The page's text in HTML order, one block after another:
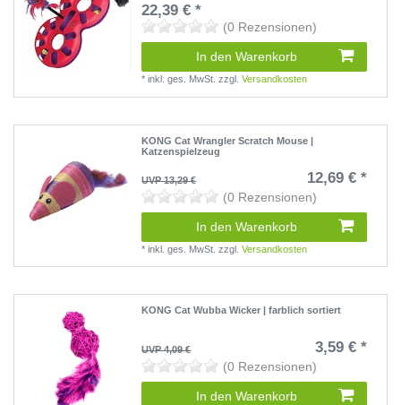
22,39 € *
(0 Rezensionen)
In den Warenkorb
*inkl. ges. MwSt. zzgl.Versandkosten
KONG Cat Wrangler Scratch Mouse |
Katzenspielzeug
UVP 13,29 € 12,69 € *
(0 Rezensionen)
In den Warenkorb
*inkl. ges. MwSt. zzgl.Versandkosten
KONG Cat Wubba Wicker | farblich sortiert
UVP 4,09 € 3,59 € *
(0 Rezensionen)
In den Warenkorb